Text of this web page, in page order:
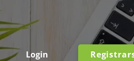
Login